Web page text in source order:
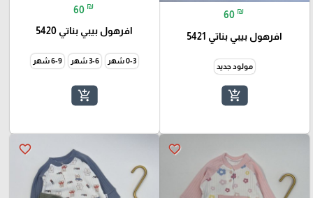
60 ₪
افرهول بيبي بناتي 5421
مولود جديد
add_shopping_cart
60 ₪
افرهول بيبي بناتي 5420
0-3 شهر 3-6 شهر 6-9 شهر
add_shopping_cart
favorite_border
favorite_border